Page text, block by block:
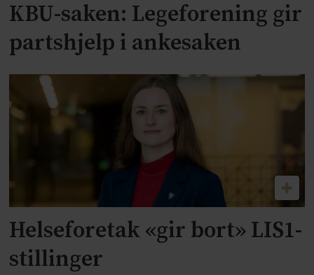
KBU-saken: Legeforening gir
partshjelp i ankesaken
Helseforetak «gir bort» LIS1-
stillinger